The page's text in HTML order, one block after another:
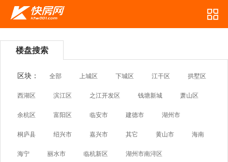
楼盘搜索
区块： 全部 上城区 下城区 江干区 拱墅区
西湖区 滨江区 之江开发区 钱塘新城 萧山区
余杭区 富阳区 临安市 建德市 湖州市
桐庐县 绍兴市 嘉兴市 其它 黄山市 海南
海宁 丽水市 临杭新区 湖州市南浔区